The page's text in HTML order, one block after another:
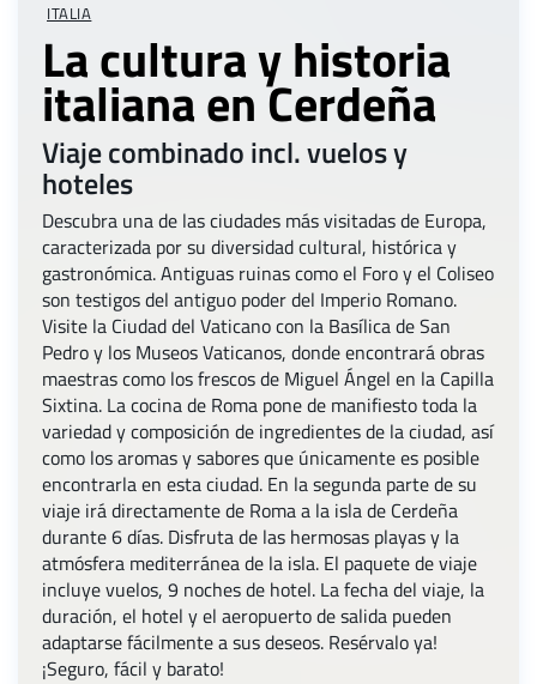
ITALIA
La cultura y historia
italiana en Cerdeña
Viaje combinado incl. vuelos y
hoteles
Descubra una de las ciudades más visitadas de Europa,
caracterizada por su diversidad cultural, histórica y
gastronómica. Antiguas ruinas como el Foro y el Coliseo
son testigos del antiguo poder del Imperio Romano.
Visite la Ciudad del Vaticano con la Basílica de San
Pedro y los Museos Vaticanos, donde encontrará obras
maestras como los frescos de Miguel Ángel en la Capilla
Sixtina. La cocina de Roma pone de manifiesto toda la
variedad y composición de ingredientes de la ciudad, así
como los aromas y sabores que únicamente es posible
encontrarla en esta ciudad. En la segunda parte de su
viaje irá directamente de Roma a la isla de Cerdeña
durante 6 días. Disfruta de las hermosas playas y la
atmósfera mediterránea de la isla. El paquete de viaje
incluye vuelos, 9 noches de hotel. La fecha del viaje, la
duración, el hotel y el aeropuerto de salida pueden
adaptarse fácilmente a sus deseos. Resérvalo ya!
¡Seguro, fácil y barato!